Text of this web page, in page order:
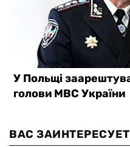
ВАС ЗАИНТЕРЕСУЕТ